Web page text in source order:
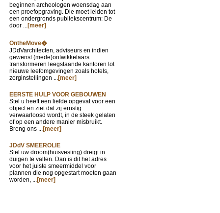
beginnen archeologen woensdag aan
een proefopgraving. Die moet leiden tot
een ondergronds publiekscentrum: De
door ...[meer]
OntheMove�
JDdVarchitecten, adviseurs en indien
gewenst (mede)ontwikkelaars
transformeren leegstaande kantoren tot
nieuwe leefomgevingen zoals hotels,
zorginstellingen ...[meer]
EERSTE HULP VOOR GEBOUWEN
Stel u heeft een liefde opgevat voor een
object en ziet dat zij ernstig
verwaarloosd wordt, in de steek gelaten
of op een andere manier misbruikt.
Breng ons ...[meer]
JDdV SMEEROLIE
Stel uw droom(huisvesting) dreigt in
duigen te vallen. Dan is dit het adres
voor het juiste smeermiddel voor
plannen die nog opgestart moeten gaan
worden, ...[meer]